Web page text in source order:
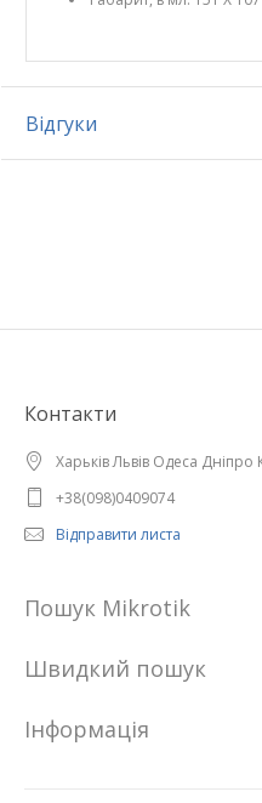
Відгуки
Контакти
Харьків Львів Одеса Дніпро
+38(098)0409074
Відправити листа
Пошук Mikrotik
Швидкий пошук
Iнформацiя